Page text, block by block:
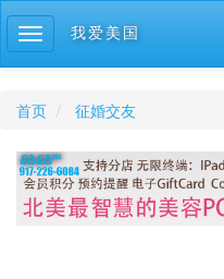
Toggle
navigation
我爱美国
首页 征婚交友